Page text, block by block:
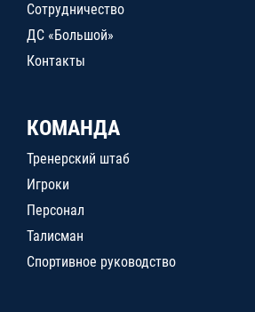
Сотрудничество
ДС «Большой»
Контакты
КОМАНДА
Тренерский штаб
Игроки
Персонал
Талисман
Спортивное руководство